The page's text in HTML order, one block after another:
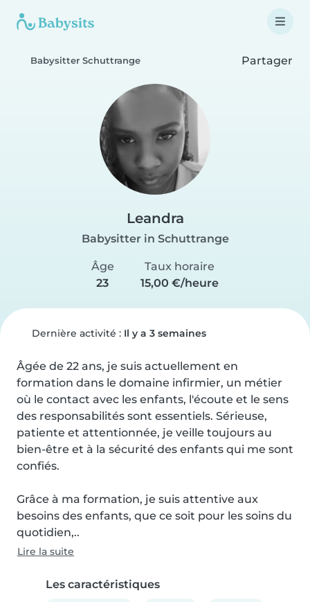
Babysitter Schuttrange Partager
Leandra
Babysitter in Schuttrange
Âge
23
Taux horaire
15,00 €/heure
Dernière activité : Il y a 3 semaines
Âgée de 22 ans, je suis actuellement en
formation dans le domaine infirmier, un métier
où le contact avec les enfants, l'écoute et le sens
des responsabilités sont essentiels. Sérieuse,
patiente et attentionnée, je veille toujours au
bien-être et à la sécurité des enfants qui me sont
confiés.
Grâce à ma formation, je suis attentive aux
besoins des enfants, que ce soit pour les soins du
quotidien,..
Lire la suite
Les caractéristiques